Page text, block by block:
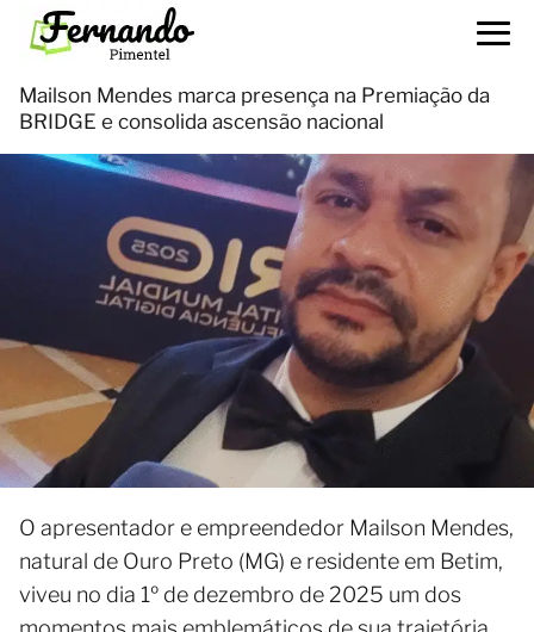
Mailson Mendes marca presença na Premiação da
BRIDGE e consolida ascensão nacional
O apresentador e empreendedor Mailson Mendes,
natural de Ouro Preto (MG) e residente em Betim,
viveu no dia 1º de dezembro de 2025 um dos